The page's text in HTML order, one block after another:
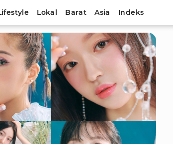
Lokal Barat Asia Indeks